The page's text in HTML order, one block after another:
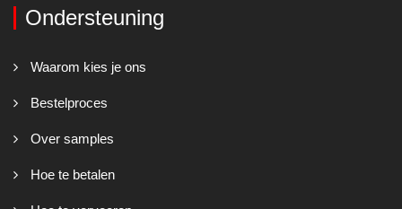
Ondersteuning
Waarom kies je ons
Bestelproces
Over samples
Hoe te betalen